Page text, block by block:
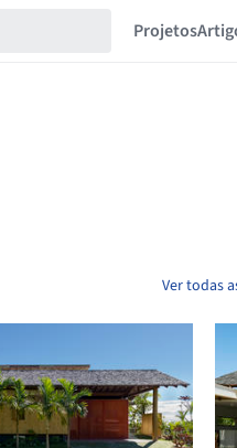
Projetos
Ver todas